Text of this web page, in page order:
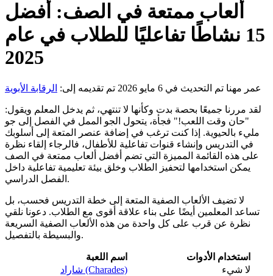
ألعاب ممتعة في الصف: أفضل
15 نشاطًا تفاعليًا للطلاب في عام
2025
عمر مهنا تم التحديث في 6 مايو 2026 تم تقديمه إلى: الرقابة الأبوية
لقد مررنا جميعًا بحصة بدت وكأنها لا تنتهي، ثم يدخل المعلم ويقول:
"حان وقت اللعب!" فجأة، يتحول الجو الممل في الفصل إلى جو
مليء بالحيوية. إذا كنت ترغب في إضافة عنصر المتعة إلى أسلوبك
في التدريس وإنشاء قنوات تفاعلية للأطفال، فالرجاء إلقاء نظرة
على هذه القائمة المميزة التي تضم أفضل ألعاب ممتعة في الصف
يمكن استخدامها لتحفيز الطلاب وخلق بيئة تعليمية تفاعلية داخل
الفصل الدراسي.
لا تضيف الألعاب الصفية المتعة إلى خطة التدريس فحسب، بل
تساعد المعلمين أيضًا على بناء علاقة أقوى مع الطلاب. دعونا نلقي
نظرة عن قرب على كل واحدة من هذه الألعاب الصفية السريعة
والبسيطة بالتفصيل.
اسم اللعبة
استخدام الأدوات
شاراد (Charades)
لا شيء